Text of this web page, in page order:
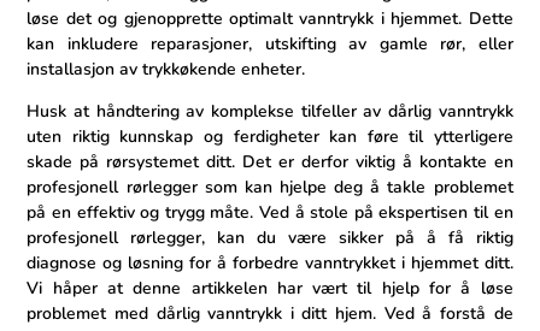
løse det og gjenopprette optimalt vanntrykk i hjemmet. Dette
kan inkludere reparasjoner, utskifting av gamle rør,‌ eller
installasjon av ‍trykkøkende enheter.
Husk at håndtering av komplekse tilfeller av dårlig vanntrykk
uten riktig kunnskap og ferdigheter kan føre til ytterligere⁣
skade på rørsystemet ditt. ‌Det er derfor viktig å kontakte⁤ en
profesjonell rørlegger som kan hjelpe deg å takle problemet‍
på en effektiv og trygg måte. ⁤Ved å stole på ekspertisen til en
profesjonell rørlegger,⁢ kan du være sikker på å ⁣få riktig
diagnose og løsning for å forbedre vanntrykket i ‍hjemmet ditt.
Vi håper at ​denne artikkelen har vært til‌ hjelp for å løse
problemet med dårlig​ vanntrykk i ditt hjem. Ved å forstå de